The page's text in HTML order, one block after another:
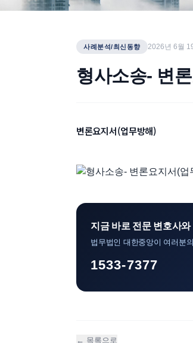
사례분석/최신동향 2026년 6월
형사소송- 변
변론요지서(업무방해)
지금 바로 전문 변호사
법무법인 대한중앙이 여러분
1533-7377
← 목록으로